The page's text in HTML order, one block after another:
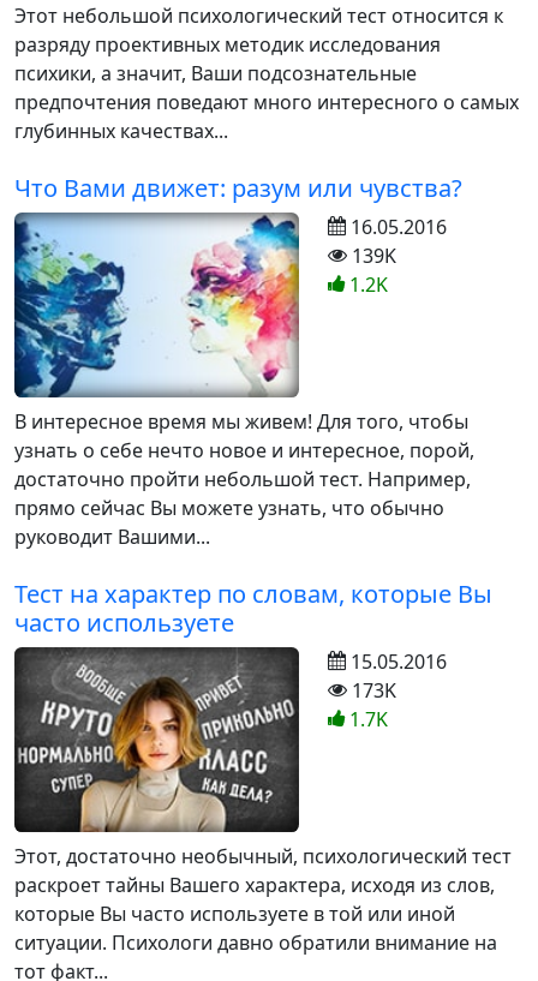
Этот небольшой психологический тест относится к
разряду проективных методик исследования
психики, а значит, Ваши подсознательные
предпочтения поведают много интересного о самых
глубинных качествах...
Что Вами движет: разум или чувства?
В интересное время мы живем! Для того, чтобы
узнать о себе нечто новое и интересное, порой,
достаточно пройти небольшой тест. Например,
прямо сейчас Вы можете узнать, что обычно
руководит Вашими...
16.05.2016
139K
1.2K
Тест на характер по словам, которые Вы
часто используете
Этот, достаточно необычный, психологический тест
раскроет тайны Вашего характера, исходя из слов,
которые Вы часто используете в той или иной
ситуации. Психологи давно обратили внимание на
тот факт...
15.05.2016
173K
1.7K